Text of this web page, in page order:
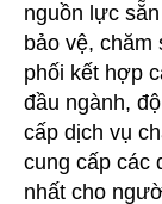
nguồn lực
bảo vệ, chăm
phối kết hợp
đầu ngành,
cấp dịch vụ
cung cấp các
nhất cho